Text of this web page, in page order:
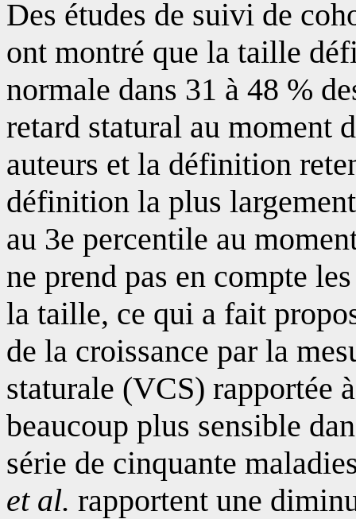
Des études de suivi de
ont montré que la taille
normale dans 31 à 48 %
retard statural au moment
auteurs et la définition
définition la plus
au 3e percentile au
ne prend pas en compte
la taille, ce qui a fait
de la croissance par la
staturale (VCS) rapportée
beaucoup plus sensible
série de cinquante
et al. rapportent une